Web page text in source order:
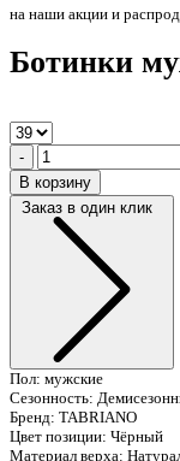
на наши акции и
Ботинки
-
В корзину
Заказ в один клик
Пол: мужские
Сезонность:
Бренд: TABRIANO
Цвет позиции: Чёрный
Материал верха: